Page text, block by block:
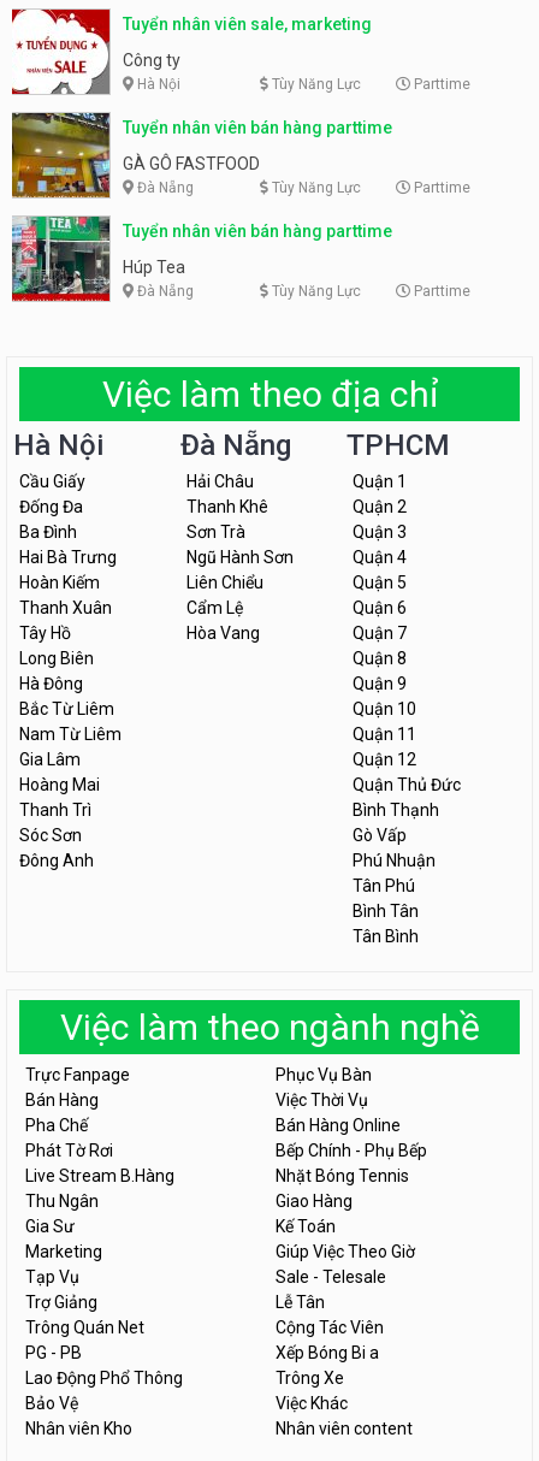
Tuyển nhân viên sale, marketing
Công ty
Hà Nội Tùy Năng Lực Parttime
Tuyển nhân viên bán hàng parttime
GÀ GÔ FASTFOOD
Đà Nẵng Tùy Năng Lực Parttime
Tuyển nhân viên bán hàng parttime
Húp Tea
Đà Nẵng Tùy Năng Lực Parttime
Việc làm theo địa chỉ
Hà Nội
Cầu Giấy
Đống Đa
Ba Đình
Hai Bà Trưng
Hoàn Kiếm
Thanh Xuân
Tây Hồ
Long Biên
Hà Đông
Bắc Từ Liêm
Nam Từ Liêm
Gia Lâm
Hoàng Mai
Thanh Trì
Sóc Sơn
Đông Anh
Đà Nẵng
Hải Châu
Thanh Khê
Sơn Trà
Ngũ Hành Sơn
Liên Chiểu
Cẩm Lệ
Hòa Vang
TPHCM
Quận 1
Quận 2
Quận 3
Quận 4
Quận 5
Quận 6
Quận 7
Quận 8
Quận 9
Quận 10
Quận 11
Quận 12
Quận Thủ Đức
Bình Thạnh
Gò Vấp
Phú Nhuận
Tân Phú
Bình Tân
Tân Bình
Việc làm theo ngành nghề
Trực Fanpage
Phục Vụ Bàn
Bán Hàng
Việc Thời Vụ
Pha Chế
Bán Hàng Online
Phát Tờ Rơi
Bếp Chính - Phụ Bếp
Live Stream B.Hàng
Nhặt Bóng Tennis
Thu Ngân
Giao Hàng
Gia Sư
Kế Toán
Marketing
Giúp Việc Theo Giờ
Tạp Vụ
Sale - Telesale
Trợ Giảng
Lễ Tân
Trông Quán Net
Cộng Tác Viên
PG - PB
Xếp Bóng Bi a
Lao Động Phổ Thông
Trông Xe
Bảo Vệ
Việc Khác
Nhân viên Kho
Nhân viên content